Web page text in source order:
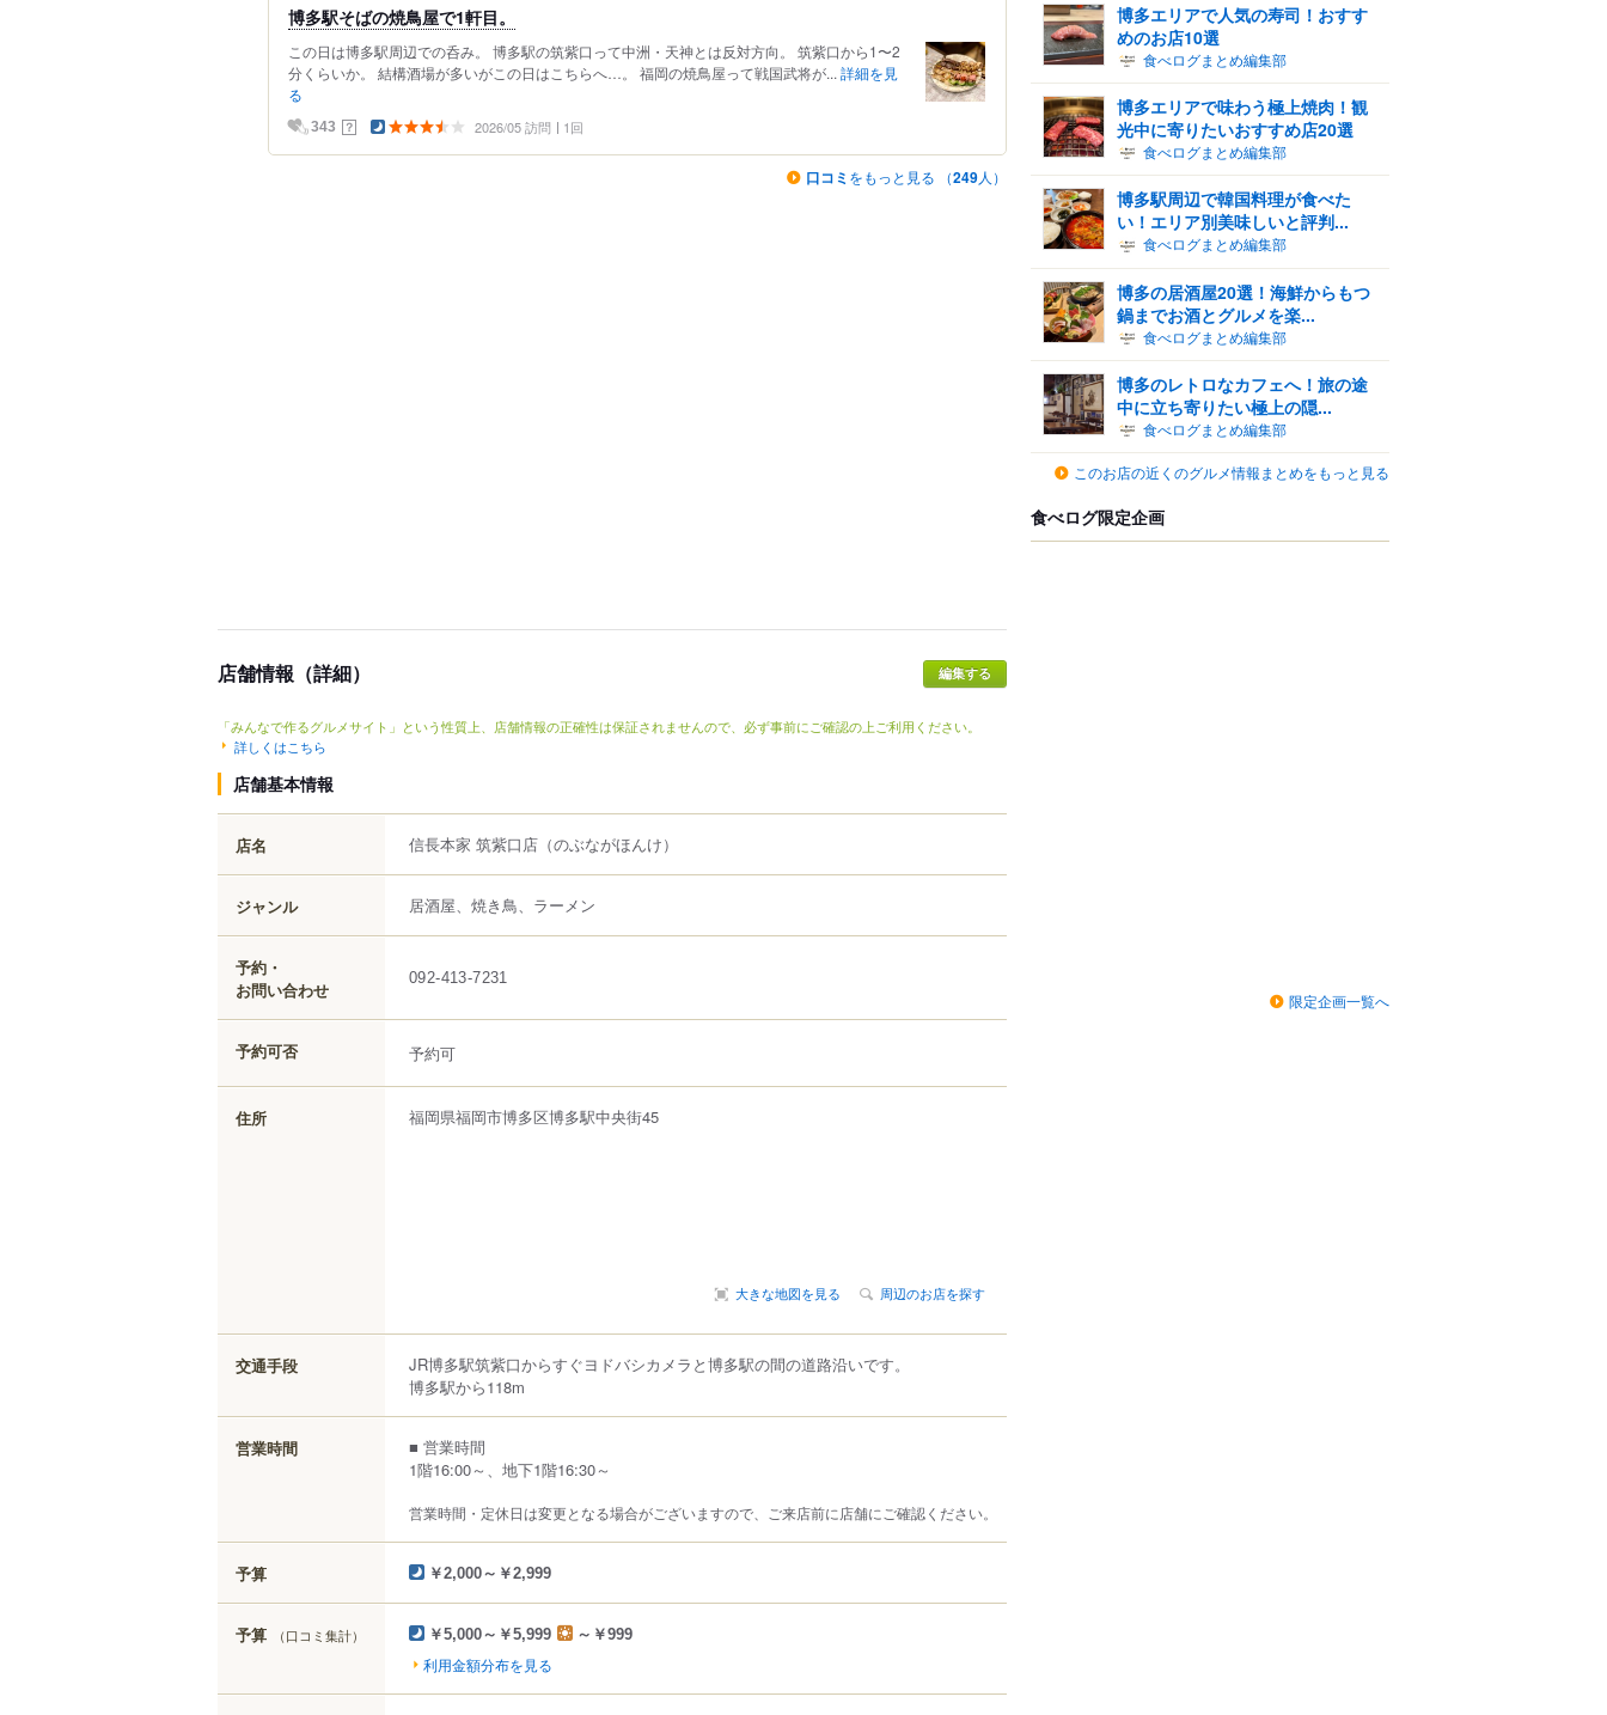
博多駅そばの焼鳥屋で1軒目。
この日は博多駅周辺での呑み。 博多駅の筑紫口って中洲・天神とは反対方向。 筑紫口から1〜2
分くらいか。 結構酒場が多いがこの日はこちらへ…。 福岡の焼鳥屋って戦国武将が... 詳細を見
る
343 ？ 2026/05 訪問 1回
口コミ をもっと見る （249人）
店舗情報（詳細）
「みんなで作るグルメサイト」という性質上、店舗情報の正確性は保証されませんので、必ず事前にご確認の上ご利用ください。
詳しくはこちら
店舗基本情報
店名 信長本家 筑紫口店 （のぶながほんけ）
ジャンル 居酒屋、焼き鳥、ラーメン
予約・
お問い合わせ
092-413-7231
予約可否 予約可
住所 福岡県福岡市博多区博多駅中央街45
大きな地図を見る 周辺のお店を探す
交通手段
JR博多駅筑紫口からすぐヨドバシカメラと博多駅の間の道路沿いです。
博多駅から118m
営業時間
■ 営業時間
1階16:00～、地下1階16:30～
営業時間・定休日は変更となる場合がございますので、ご来店前に店舗にご確認ください。
予算 ￥2,000～￥2,999
予算 （口コミ集計） ￥5,000～￥5,999 ～￥999
利用金額分布を見る
博多エリアで人気の寿司！おすす
めのお店10選
食べログまとめ編集部
博多エリアで味わう極上焼肉！観
光中に寄りたいおすすめ店20選
食べログまとめ編集部
博多駅周辺で韓国料理が食べた
い！エリア別美味しいと評判...
食べログまとめ編集部
博多の居酒屋20選！海鮮からもつ
鍋までお酒とグルメを楽...
食べログまとめ編集部
博多のレトロなカフェへ！旅の途
中に立ち寄りたい極上の隠...
食べログまとめ編集部
このお店の近くのグルメ情報まとめをもっと見る
食べログ限定企画
限定企画一覧へ